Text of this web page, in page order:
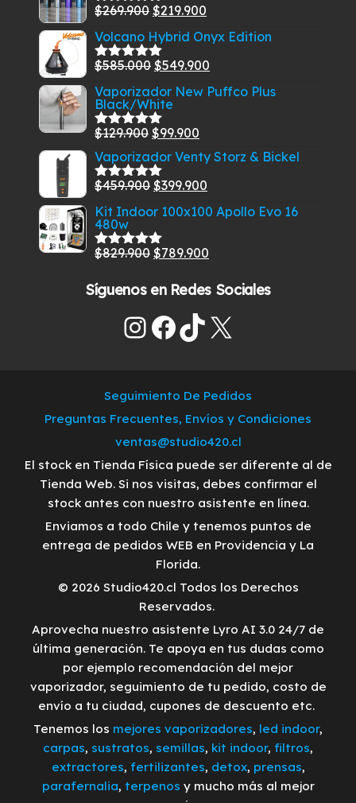
Valorado
5
$269.900 El
precio
original
era:
$269.900.
$219.900
precio
actual
es:
$219.900.
Volcano Hybrid Onyx Edition
Valorado
5
$585.000 El
precio
original
era:
$585.000.
$549.900
precio
Vaporizador New Puffco Plus
Black/White
Valorado
5.00
5
$129.900 El
precio
original
era:
$129.900.
$99.900
precio
es:
$99.900.
Vaporizador Venty Storz & Bickel
Valorado
5
$459.900 El
precio
era:
$459.900.
$399.900
precio
actual
$399.900.
Kit Indoor 100x100 Apollo Evo 16
480w
Valorado
5
$829.900 El
original
$829.900.
$789.900
actual
$789.900.
Síguenos en Redes Sociales
Instagram
Facebook
TikTok
X
Seguimiento De Pedidos
Preguntas Frecuentes, Envíos y Condiciones
ventas@studio420.cl
El stock en Tienda Física puede ser diferente al de
Tienda Web. Si nos visitas, debes confirmar el
stock antes con nuestro asistente en línea.
Enviamos a todo Chile y tenemos puntos de
entrega de pedidos WEB en Providencia y La
Florida.
© 2026 Studio420.cl Todos los Derechos
Reservados.
Aprovecha nuestro asistente Lyro AI 3.0 24/7 de
última generación. Te apoya en tus dudas como
por ejemplo recomendación del mejor
vaporizador, seguimiento de tu pedido, costo de
envío a tu ciudad, cupones de descuento etc.
Tenemos los mejores vaporizadores, led indoor,
carpas, sustratos, semillas, kit indoor, filtros,
extractores, fertilizantes, detox, prensas,
parafernalia, terpenos y mucho más al mejor